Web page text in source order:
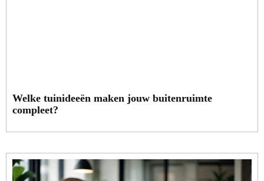
Welke tuinideeën maken jouw buitenruimte
compleet?